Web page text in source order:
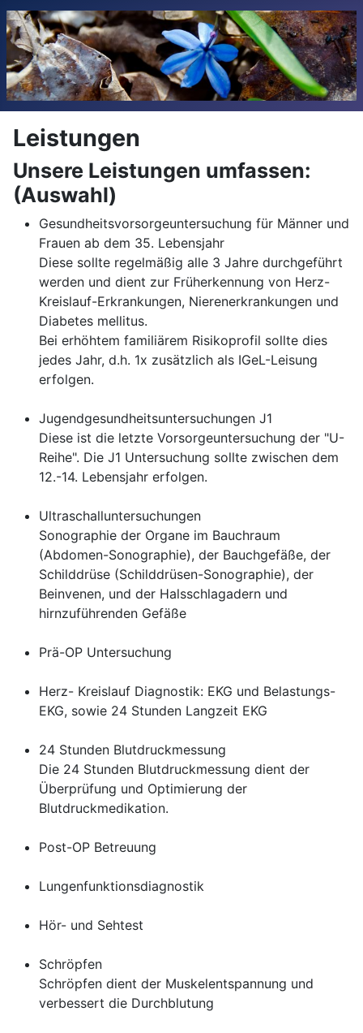
Leistungen
Unsere Leistungen umfassen:
(Auswahl)
Gesundheitsvorsorgeuntersuchung für Männer und
Frauen ab dem 35. Lebensjahr
Diese sollte regelmäßig alle 3 Jahre durchgeführt
werden und dient zur Früherkennung von Herz-
Kreislauf-Erkrankungen, Nierenerkrankungen und
Diabetes mellitus.
Bei erhöhtem familiärem Risikoprofil sollte dies
jedes Jahr, d.h. 1x zusätzlich als IGeL-Leisung
erfolgen.
Jugendgesundheitsuntersuchungen J1
Diese ist die letzte Vorsorgeuntersuchung der "U-
Reihe". Die J1 Untersuchung sollte zwischen dem
12.-14. Lebensjahr erfolgen.
Ultraschalluntersuchungen
Sonographie der Organe im Bauchraum
(Abdomen-Sonographie), der Bauchgefäße, der
Schilddrüse (Schilddrüsen-Sonographie), der
Beinvenen, und der Halsschlagadern und
hirnzuführenden Gefäße
Prä-OP Untersuchung
Herz- Kreislauf Diagnostik: EKG und Belastungs-
EKG, sowie 24 Stunden Langzeit EKG
24 Stunden Blutdruckmessung
Die 24 Stunden Blutdruckmessung dient der
Überprüfung und Optimierung der
Blutdruckmedikation.
Post-OP Betreuung
Lungenfunktionsdiagnostik
Hör- und Sehtest
Schröpfen
Schröpfen dient der Muskelentspannung und
verbessert die Durchblutung